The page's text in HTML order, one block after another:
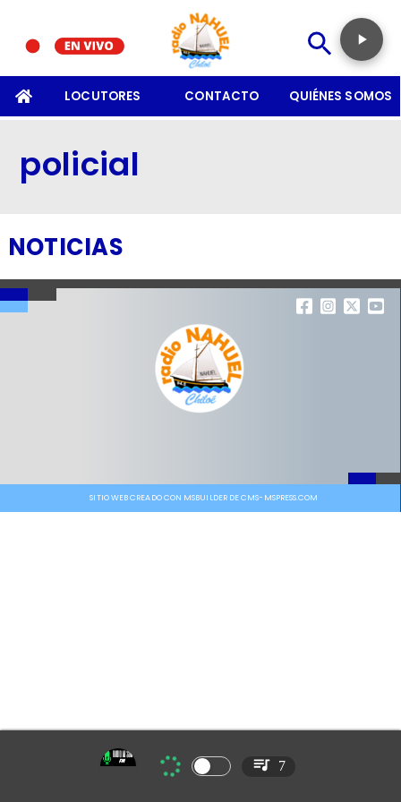
LOCUTORES CONTACTO QUIÉNES SOMOS
policial
NOTICIAS
SITIO WEB CREADO CON MSBUILDER DE CMS-MSPRESS.COM
7